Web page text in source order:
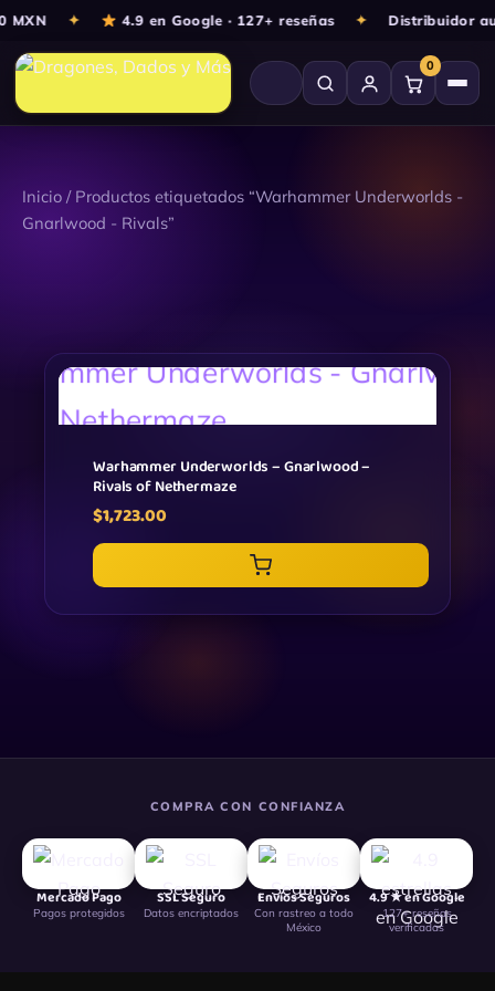
MXN ✦ 4.9 en Google · 127+ reseñas ✦ Distribuidor
0
Ir
contenido
Inicio / Productos etiquetados “Warhammer Underworlds -
Gnarlwood - Rivals”
Warhammer Underworlds – Gnarlwood –
Rivals of Nethermaze
$1,723.00
COMPRA CON CONFIANZA
Mercado Pago
Pagos protegidos
SSL Seguro
Datos encriptados
Envíos Seguros
Con rastreo a todo
México
4.9 ★ en Google
127+ reseñas
verificadas